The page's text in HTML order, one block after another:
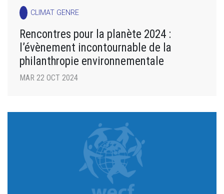
CLIMAT GENRE
Rencontres pour la planète 2024 :
l’évènement incontournable de la
philanthropie environnementale
MAR 22 OCT 2024